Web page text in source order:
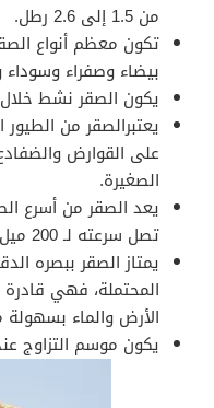
من 1.5 إلى 2.6 رطل.
تكون معظم أنواع
بيضاء وصفراء
يكون الصقر نشط
يعتبرالصقر من
على القوارض
الصغيرة.
يعد الصقر من أسرع
تصل سرعته لـ 200 ميل في الساعة.
يمتاز الصقر ببصره
المحتملة، فهي
الأرض والماء
يكون موسم التزاوج